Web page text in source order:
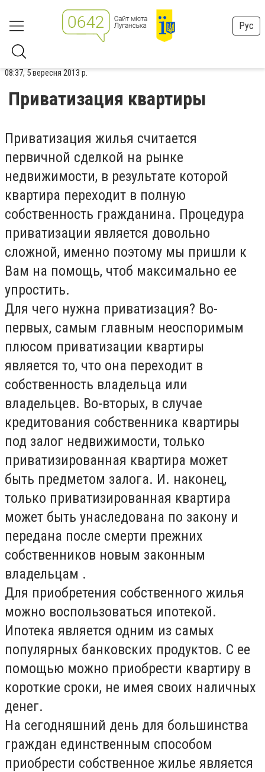
Рус
08:37, 5 вересня 2013 р.
Приватизация квартиры
Приватизация жилья считается
первичной сделкой на рынке
недвижимости, в результате которой
квартира переходит в полную
собственность гражданина. Процедура
приватизации является довольно
сложной, именно поэтому мы пришли к
Вам на помощь, чтоб максимально ее
упростить.
Для чего нужна приватизация? Во-
первых, самым главным неоспоримым
плюсом приватизации квартиры
является то, что она переходит в
собственность владельца или
владельцев. Во-вторых, в случае
кредитования собственника квартиры
под залог недвижимости, только
приватизированная квартира может
быть предметом залога. И. наконец,
только приватизированная квартира
может быть унаследована по закону и
передана после смерти прежних
собственников новым законным
владельцам .
Для приобретения собственного жилья
можно воспользоваться ипотекой.
Ипотека является одним из самых
популярных банковских продуктов. С ее
помощью можно приобрести квартиру в
короткие сроки, не имея своих наличных
денег.
На сегодняшний день для большинства
граждан единственным способом
приобрести собственное жилье является